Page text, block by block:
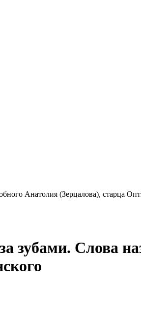
Анатолия (Зерцалова), старца
зубами. Слова